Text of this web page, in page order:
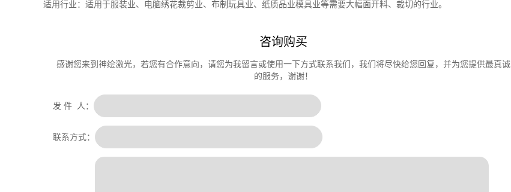
适用行业：适用于服装业、电脑绣花裁剪业、布制玩具业、纸质品业模具业等需要大幅面开料、裁切的行业。
咨询购买
感谢您来到神绘激光，若您有合作意向，请您为我留言或使用一下方式联系我们，我们将尽快给您回复，并为您提供最真诚
的服务，谢谢！
发 件 人：
联系方式：